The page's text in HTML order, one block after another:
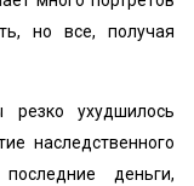
но все, получая
ухудшилось
наследственного
деньги,